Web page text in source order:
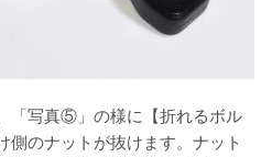
「写真⑤」の様に【折れるボル
側のナットが抜けます。ナット